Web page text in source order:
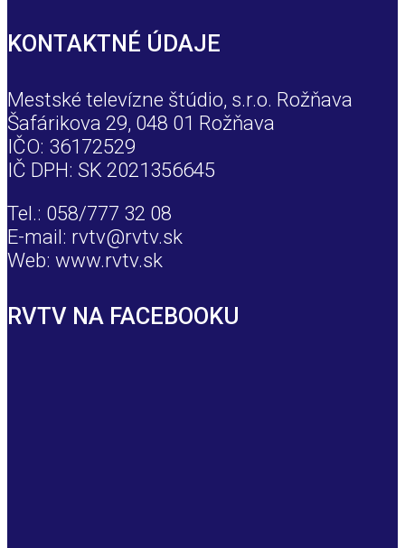
KONTAKTNÉ ÚDAJE
Mestské televízne štúdio, s.r.o. Rožňava
Šafárikova 29, 048 01 Rožňava
IČO: 36172529
IČ DPH: SK 2021356645
Tel.: 058/777 32 08
E-mail: rvtv@rvtv.sk
Web: www.rvtv.sk
RVTV NA FACEBOOKU